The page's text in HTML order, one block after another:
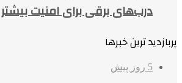
درب‌های برقی برای امنیت بیشتر
پربازدید ترین خبرها
5 روز پیش